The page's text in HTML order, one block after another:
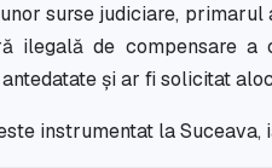
surse judiciare,
ilegală de compensare
și ar fi solicitat
instrumentat la